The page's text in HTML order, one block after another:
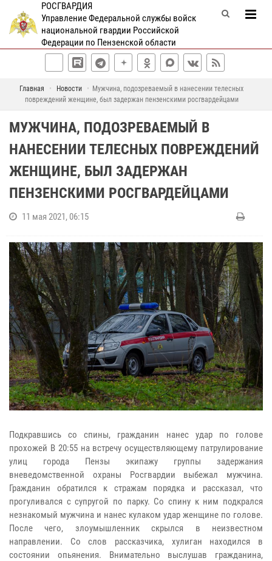
РОСГВАРДИЯ
Управление Федеральной службы войск
национальной гвардии Российской
Федерации по Пензенской области
Главная Новости
Мужчина, подозреваемый в нанесении телесных
повреждений женщине, был задержан пензенскими росгвардейцами
МУЖЧИНА, ПОДОЗРЕВАЕМЫЙ В
НАНЕСЕНИИ ТЕЛЕСНЫХ ПОВРЕЖДЕНИЙ
ЖЕНЩИНЕ, БЫЛ ЗАДЕРЖАН
ПЕНЗЕНСКИМИ РОСГВАРДЕЙЦАМИ
11 мая 2021, 06:15
Подкравшись со спины, гражданин нанес удар по голове
прохожей В 20:55 на встречу осуществляющему патрулирование
улиц города Пензы экипажу группы задержания
вневедомственной охраны Росгвардии выбежал мужчина.
Гражданин обратился к стражам порядка и рассказал, что
прогуливался с супругой по парку. Со спину к ним подкрался
незнакомый мужчина и нанес кулаком удар женщине по голове.
После чего, злоумышленник скрылся в неизвестном
направлении. Со слов рассказчика, хулиган находился в
состоянии опьянения. Внимательно выслушав гражданина,